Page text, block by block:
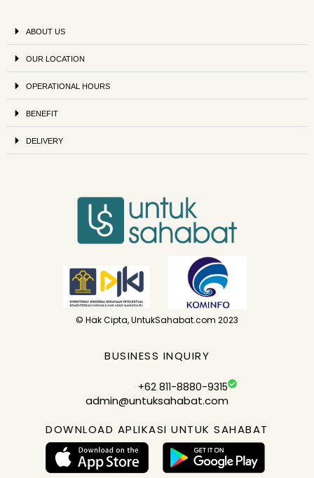
ABOUT US
OUR LOCATION
OPERATIONAL HOURS
BENEFIT
DELIVERY
© Hak Cipta, UntukSahabat.com 2023
BUSINESS INQUIRY
+62 811-8880-9315
admin@untuksahabat.com
DOWNLOAD APLIKASI UNTUK SAHABAT